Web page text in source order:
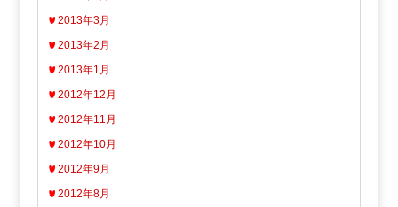
2013年3月
2013年2月
2013年1月
2012年12月
2012年11月
2012年10月
2012年9月
2012年8月